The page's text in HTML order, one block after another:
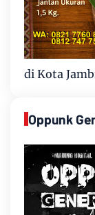
di Kota
Oppunk